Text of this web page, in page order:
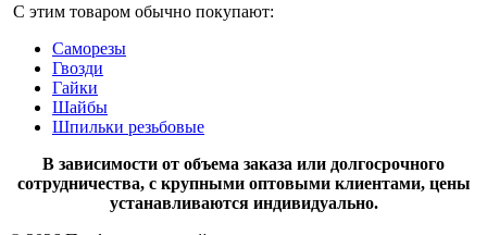
С этим товаром обычно покупают:
Саморезы
Гвозди
Гайки
Шайбы
Шпильки резьбовые
В зависимости от объема заказа или долгосрочного
сотрудничества, с крупными оптовыми клиентами, цены
устанавливаются индивидуально.